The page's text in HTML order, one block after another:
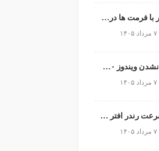
آموزش کار با فرمت ها در پایتون
علت بوت نشدن ویندوز ۱۰ و ۱۱ + آموزش رفع مشکل (راهنمای گام‌به‌گام)
افزایش سرعت رندر افتر افکت؛ رفع کندی After Effects